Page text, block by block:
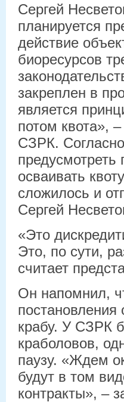
Сергей
планируется
действие
биоресурсов
закреплен в
является
потом квота»,
СЗРК.
предусмотреть
осваивать
сложилось и
Сергей
«Это
Это, по сути,
считает
Он напомнил,
постановления
крабу. У СЗРК
краболовов,
паузу. «Ждем
будут в том
контракты», –